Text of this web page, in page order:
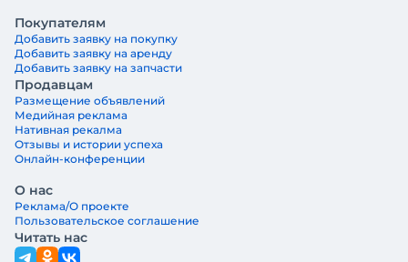
Покупателям
Добавить заявку на покупку
Добавить заявку на аренду
Добавить заявку на запчасти
Продавцам
Размещение объявлений
Медийная реклама
Нативная рекалма
Отзывы и истории успеха
Онлайн-конференции
О нас
Реклама/О проекте
Пользовательское соглашение
Читать нас